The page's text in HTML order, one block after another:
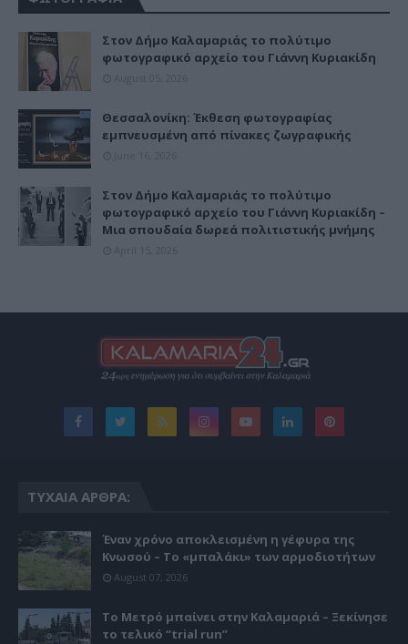
Στον Δήμο Καλαμαριάς το πολύτιμο
φωτογραφικό αρχείο του Γιάννη Κυριακίδη
Θεσσαλονίκη: Έκθεση φωτογραφίας
εμπνευσμένη από πίνακες ζωγραφικής
Στον Δήμο Καλαμαριάς το πολύτιμο
φωτογραφικό αρχείο του Γιάννη Κυριακίδη –
Μια σπουδαία δωρεά πολιτιστικής μνήμης
ΤΥΧΑΊΑ ΆΡΘΡΑ:
Έναν χρόνο αποκλεισμένη η γέφυρα της
Κνωσού – Το «μπαλάκι» των αρμοδιοτήτων
August 07, 2026
Το Μετρό μπαίνει στην Καλαμαριά – Ξεκίνησε
το τελικό “trial run”